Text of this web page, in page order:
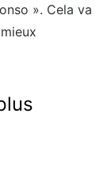
». Cela va